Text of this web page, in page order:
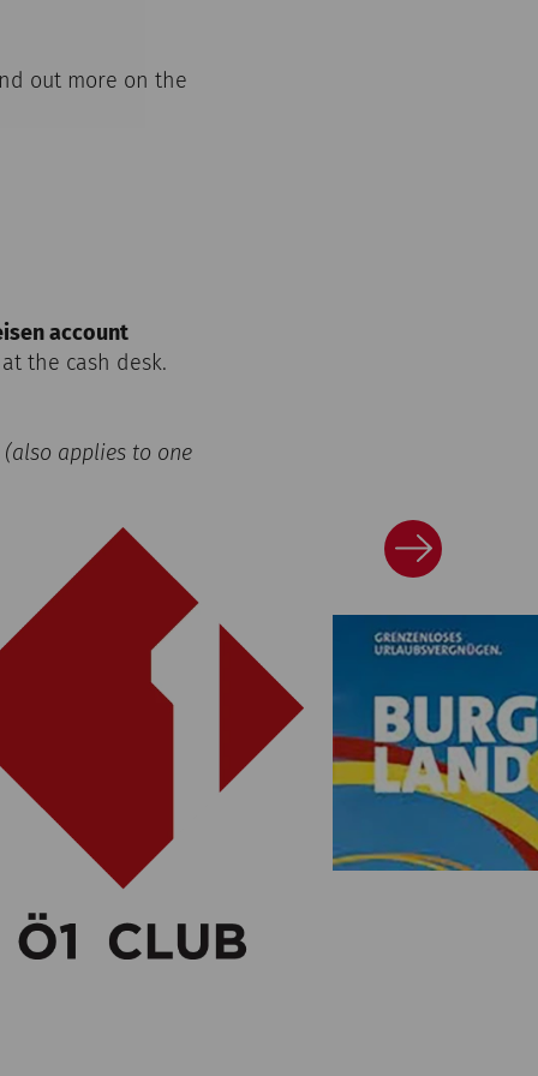
out more on the
account
the cash desk.
(also applies to one